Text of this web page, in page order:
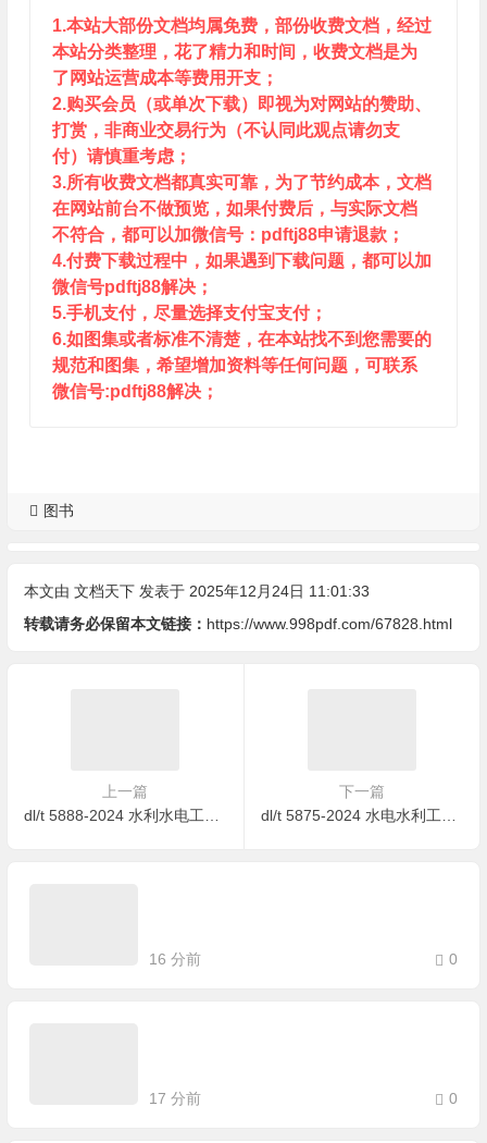
1.本站大部份文档均属免费，部份收费文档，经过
本站分类整理，花了精力和时间，收费文档是为
了网站运营成本等费用开支；
2.购买会员（或单次下载）即视为对网站的赞助、
打赏，非商业交易行为（不认同此观点请勿支
付）请慎重考虑；
3.所有收费文档都真实可靠，为了节约成本，文档
在网站前台不做预览，如果付费后，与实际文档
不符合，都可以加微信号：pdftj88申请退款；
4.付费下载过程中，如果遇到下载问题，都可以加
微信号pdftj88解决；
5.手机支付，尽量选择支付宝支付；
6.如图集或者标准不清楚，在本站找不到您需要的
规范和图集，希望增加资料等任何问题，可联系
微信号:pdftj88解决；
图书
本文由 文档天下发表于 2025年12月24日 11:01:33
转载请务必保留本文链接： https://www.998pdf.com/67828.html
上一篇
下一篇
16 分前 0
17 分前 0